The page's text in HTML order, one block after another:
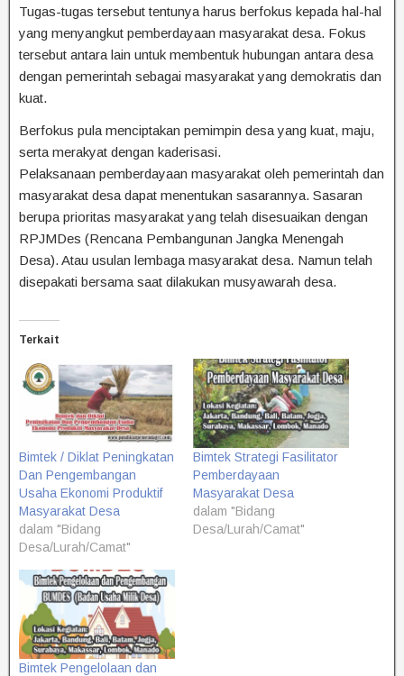
Tugas-tugas tersebut tentunya harus berfokus kepada hal-hal
yang menyangkut pemberdayaan masyarakat desa. Fokus
tersebut antara lain untuk membentuk hubungan antara desa
dengan pemerintah sebagai masyarakat yang demokratis dan
kuat.
Berfokus pula menciptakan pemimpin desa yang kuat, maju,
serta merakyat dengan kaderisasi.
Pelaksanaan pemberdayaan masyarakat oleh pemerintah dan
masyarakat desa dapat menentukan sasarannya. Sasaran
berupa prioritas masyarakat yang telah disesuaikan dengan
RPJMDes (Rencana Pembangunan Jangka Menengah
Desa). Atau usulan lembaga masyarakat desa. Namun telah
disepakati bersama saat dilakukan musyawarah desa.
Terkait
Bimtek / Diklat Peningkatan
Dan Pengembangan
Usaha Ekonomi Produktif
Masyarakat Desa
dalam "Bidang
Desa/Lurah/Camat"
Bimtek Strategi Fasilitator
Pemberdayaan
Masyarakat Desa
dalam "Bidang
Desa/Lurah/Camat"
Bimtek Pengelolaan dan